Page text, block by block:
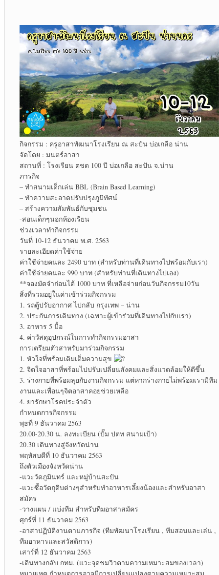
กิจกรรม : ครูอาสาพัฒนาโรงเรียน ณ สะปัน บ่อเกลือ น่าน
จัดโดย : มนตร์อาสา
สถานที่ : โรงเรียน ตชด 100 ปี บ่อเกลือ สะปัน จ.น่าน
ภารกิจ
– ทำสนามเด็กเล่น BBL (Brain Based Learning)
– ทำความสะอาดปรับปรุงภูมิทัศน์
– สร้างความสัมพันธ์กับชุมชน
-สอนเด็กๆนอกห้องเรียน
ช่วงเวลาทำกิจกรรม
วันที่ 10-12 ธันวาคม พ.ศ. 2563
รายละเอียดค่าใช้จ่าย
ค่าใช้จ่ายคนละ 2490 บาท (สำหรับท่านที่เดินทางไปพร้อมกับเรา)
ค่าใช้จ่ายคนละ 990 บาท (สำหรับท่านที่เดินทางไปเอง)
**จองมัดจำก่อนได้ 1000 บาท ที่เหลือจ่ายก่อนวันกิจกรรม10วัน
สิ่งที่รวมอยู่ในค่าเข้าร่วมกิจกรรม
1. รถตู้ปรับอากาศ ไปกลับ กรุงเทพ – น่าน
2. ประกันการเดินทาง (เฉพาะผู้เข้าร่วมที่เดินทางไปกับเรา)
3. อาหาร 5 มื้อ
4. ค่าวัสดุอุปกรณ์ในการทำกิจกรรมอาสา
การเตรียมตัวสาหรับมาร่วมกิจกรรม
1. หัวใจที่พร้อมเติมเต็มความสุข
2. จิตใจอาสาที่พร้อมไปปรับเปลี่ยนสังคมและสิ่งแวดล้อมให้ดีขึ้น
3. ร่างกายที่พร้อมลุยกับงานกิจกรรม แต่หากร่างกายไม่พร้อมเรามีทีม
งานและเพื่อนๆจิตอาสาคอยช่วยเหลือ
4. ยารักษาโรคประจำตัว
กำหนดการกิจกรรม
พุธที่ 9 ธันวาคม 2563
20.00-20.30 น. ลงทะเบียน (ปั๊ม ปตท สนามเป้า)
20.30 เดินทางสู่จังหวัดน่าน
พฤหัสบดีที่ 10 ธันวาคม 2563
ถึงตัวเมืองจังหวัดน่าน
-แวะวัดภูมินทร์ และหมู่บ้านสะปัน
-แวะซื้อวัตถุดิบต่างๆสำหรับทำอาหารเลี้ยงน้องและสำหรับอาสา
สมัคร
-วางแผน / แบ่งทีม สำหรับทีมอาสาสมัคร
ศุกร์ที่ 11 ธันวาคม 2563
-อาสาปฏิบัติงานตามภารกิจ (ทีมพัฒนาโรงเรียน , ทีมสอนและเล่น ,
ทีมอาหารและสวัสดิการ)
เสาร์ที่ 12 ธันวาคม 2563
-เดินทางกลับ กทม. (แวะจุดชมวิวตามความเหมาะสมของเวลา)